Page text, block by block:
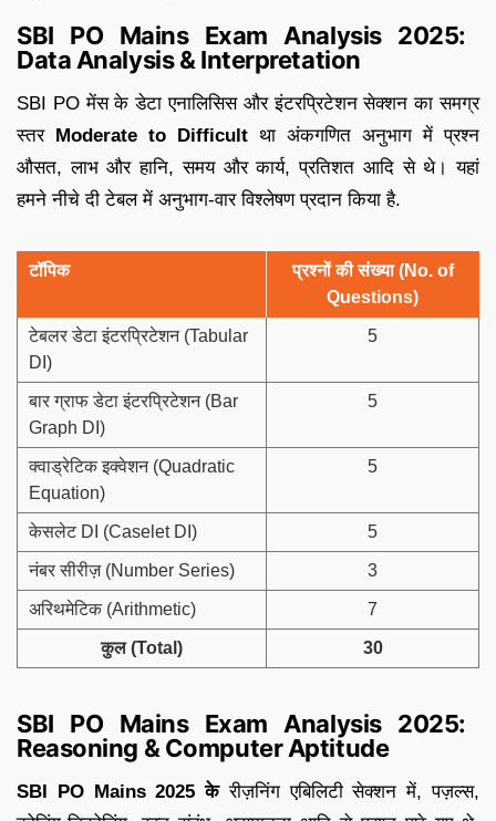
SBI PO Mains Exam Analysis 2025:
Data Analysis & Interpretation
SBI PO मेंस के डेटा एनालिसिस और इंटरप्रिटेशन सेक्शन का समग्र
स्तर Moderate to Difficult था अंकगणित अनुभाग में प्रश्न
औसत, लाभ और हानि, समय और कार्य, प्रतिशत आदि से थे। यहां
हमने नीचे दी टेबल में अनुभाग-वार विश्लेषण प्रदान किया है.
टॉपिक
प्रश्नों की संख्या (No. of
Questions)
टेबलर डेटा इंटरप्रिटेशन (Tabular
DI)
5
बार ग्राफ डेटा इंटरप्रिटेशन (Bar
Graph DI)
5
क्वाड्रेटिक इक्वेशन (Quadratic
Equation)
5
केसलेट DI (Caselet DI) 5
नंबर सीरीज़ (Number Series) 3
अरिथमेटिक (Arithmetic) 7
कुल (Total) 30
SBI PO Mains Exam Analysis 2025:
Reasoning & Computer Aptitude
SBI PO Mains 2025 केरीज़निंग एबिलिटी सेक्शन में, पज़ल्स,